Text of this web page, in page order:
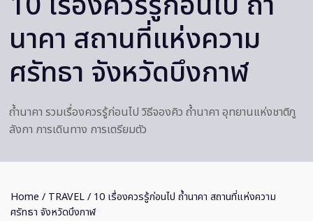
นาคา สถานที่แห่งความ
ศรัทธา จังหวัดบึงกาฬ
ถ้ำนาคา รวมเรื่องควรรู้ก่อนไป วิธีจองคิว ถ้ำนาคา อุทยานแห่งชาติภู
ลังกา การเดินทาง การเตรียมตัว
Home / TRAVEL/ 10 เรื่องควรรู้ก่อนไป ถ้ำนาคา สถานที่แห่งความ
ศรัทธา จังหวัดบึงกาฬ